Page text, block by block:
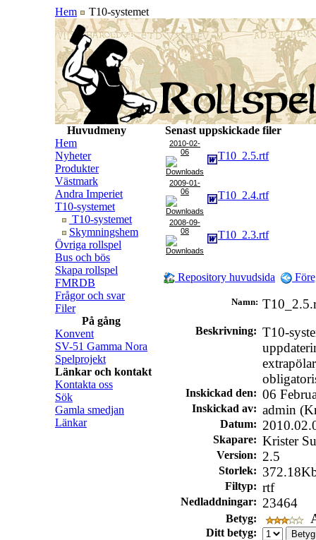
Hem T10-systemet
Huvudmeny
Hem
Nyheter
Produkter
Västmark
Andra Imperiet
T10-systemet
T10-systemet
Skymningshem
Övriga rollspel
Bus och bös
Skapa rollspel
FMRDB
Frågor och svar
Filer
På gång
Konvent
SV-51 Gamma Nora
Spelprojekt
Länkar och kontakt
Kontakta oss
Sök
Gamla smedjan
Länkar
Senast uppskickade filer
2010-02-
06
T10_2.5.rtf
2009-01-
06
T10_2.4.rtf
2008-09-
08
T10_2.3.rtf
Repository huvudsida
Namn:
Beskrivning: T10-
Inskickad den: 06
Inskickad av: admin
Datum:
Skapare: Krister
Version: 2.5
Storlek:
Filtyp: rtf
Nedladdningar: 23464
Betyg:
Ditt betyg: